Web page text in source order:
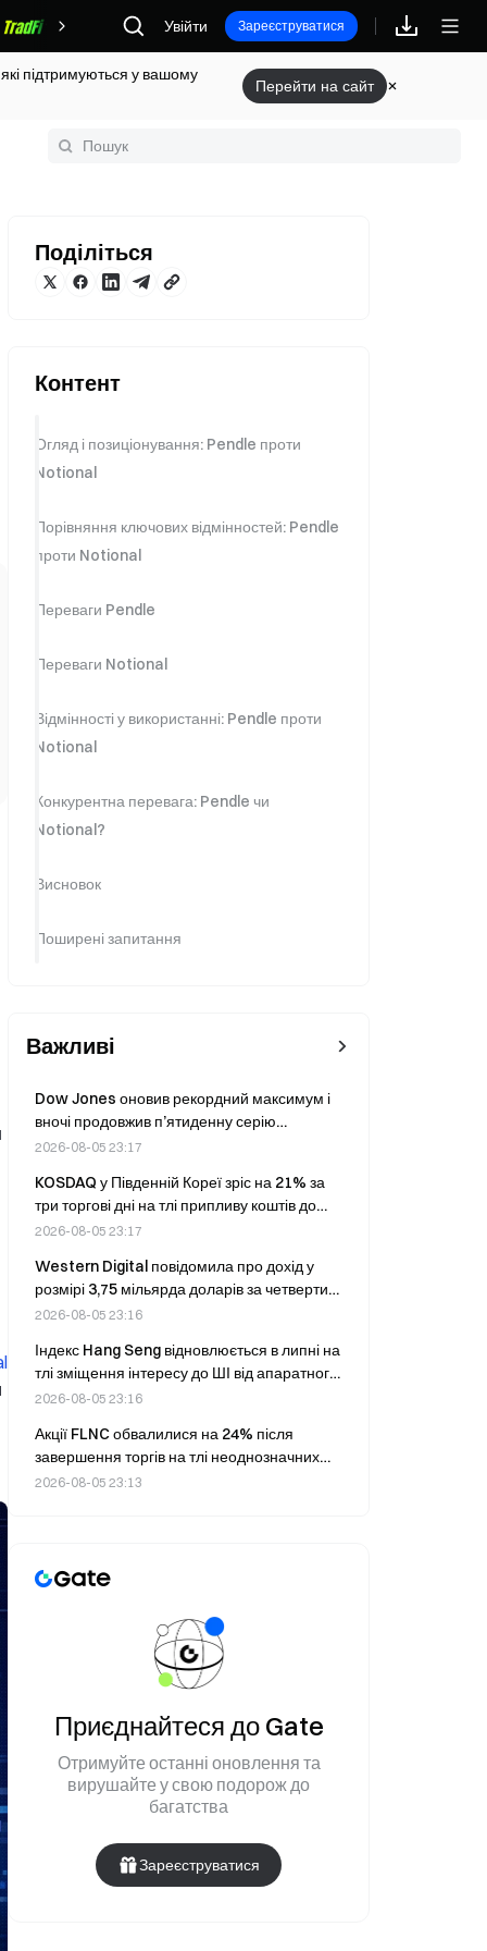
Винагороди
Увійти Зареєструватися
підтримуються у вашому
Перейти на сайт
Поділіться
Контент
Огляд і позиціонування: Pendle проти
Notional
Порівняння ключових відмінностей: Pendle
проти Notional
Переваги Pendle
Переваги Notional
Відмінності у використанні: Pendle проти
Notional
Конкурентна перевага: Pendle чи
Notional?
Висновок
Поширені запитання
Важливі
Dow Jones оновив рекордний максимум і
вночі продовжив п’ятиденну серію
зростання; інвестиції в ШІ стимулюють
2026-08-05 23:17
KOSDAQ у Південній Кореї зріс на 21% за
три торгові дні на тлі припливу коштів до
фондів напівпровідникового сектору
2026-08-05 23:17
Western Digital повідомила про дохід у
розмірі 3,75 мільярда доларів за четвертий
квартал 2026 фінансового року, що на 44%
2026-08-05 23:16
Індекс Hang Seng відновлюється в липні на
тлі зміщення інтересу до ШІ від апаратного
забезпечення до застосунків
2026-08-05 23:16
Акції FLNC обвалилися на 24% після
завершення торгів на тлі неоднозначних
результатів за третій квартал і різкого
2026-08-05 23:13
Приєднайтеся до Gate
Отримуйте останні оновлення та
вирушайте у свою подорож до
багатства
Зареєструватися